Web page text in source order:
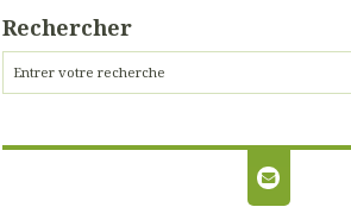
Rechercher